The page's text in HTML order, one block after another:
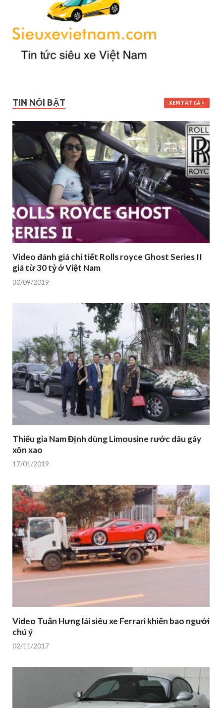
TIN NỔI BẬT XEM TẤT CẢ
Video đánh giá chi tiết Rolls royce Ghost Series II
giá từ 30 tỷ ở Việt Nam
30/09/2019
Thiếu gia Nam Định dùng Limousine rước dâu gây
xôn xao
17/01/2019
Video Tuấn Hưng lái siêu xe Ferrari khiến bao người
chú ý
02/11/2017